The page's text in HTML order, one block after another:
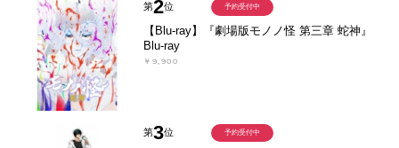
第2位
【Blu-ray】『劇場版モノノ怪 第三章 蛇神』
Blu-ray
￥9,900
予約受付中
第3位 予約受付中